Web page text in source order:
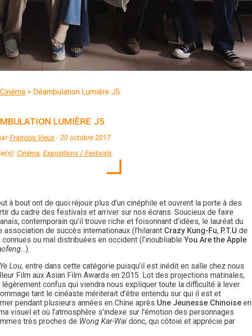
Cinéma > Déambulation Lumière J5
LUMIÈRE J5
François Vieux- 20 octobre 2017
Cinéma, Expositions / Festivals
à bout ont de quoi réjouir plus d’un cinéphile et ouvrent la porte à des
du cadre des festivals et arriver sur nos écrans. Soucieux de faire
contemporain qu’il trouve riche et foisonnant d’idées, le lauréat du
de succès internationaux (l’hilarant Crazy Kung-Fu, P.T.U de
ou mal distribuées en occident (l’inoubliable You Are the Apple
…).
Ye Lou, entre dans cette catégorie puisqu'il est inédit en salle chez nous
Film aux Asian Film Awards en 2015. Lot des projections matinales,
légèrement confus qui viendra nous expliquer toute la difficulté à lever
tant le cinéaste mériterait d'être entendu sur qui il est et
pendant plusieurs années en Chine après Une Jeunesse Chinoise en
visuel et où l'atmosphère s'indexe sur l'émotion des personnages
très proches de Wong Kar-Wai donc, qui côtoie et apprécie par